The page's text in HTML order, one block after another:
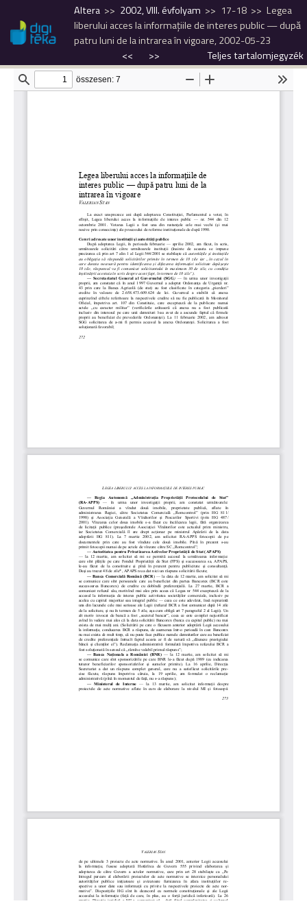
Altera 2002, VIII. évfolyam 17-18
Legea
liberului acces la informaţiile de interes public — după
patru luni de la intrarea în vigoare, 2002-05-23
<<
>> Teljes tartalomjegyzék